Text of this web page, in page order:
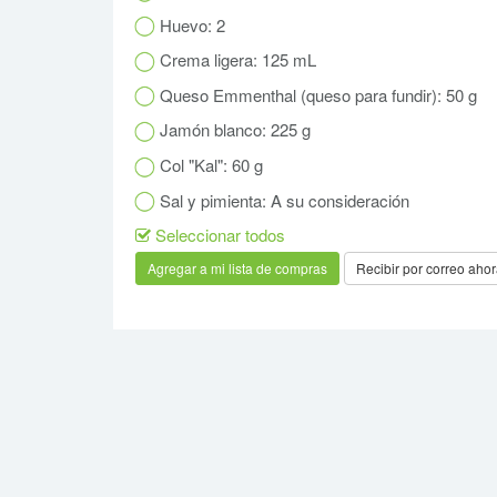
Huevo: 2
Crema ligera: 125 mL
Queso Emmenthal (queso para fundir): 50 g
Jamón blanco: 225 g
Col "Kal": 60 g
Sal y pimienta: A su consideración
Seleccionar todos
Recibir por correo